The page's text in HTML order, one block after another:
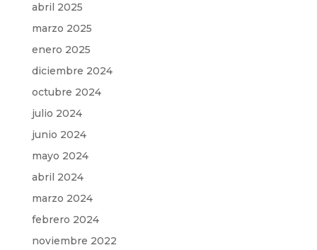
abril 2025
marzo 2025
enero 2025
diciembre 2024
octubre 2024
julio 2024
junio 2024
mayo 2024
abril 2024
marzo 2024
febrero 2024
noviembre 2022